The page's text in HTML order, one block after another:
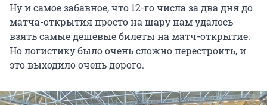
Ну и самое забавное, что 12-го числа за два дня до
матча-открытия просто на шару нам удалось
взять самые дешевые билеты на матч-открытие.
Но логистику было очень сложно перестроить, и
это выходило очень дорого.